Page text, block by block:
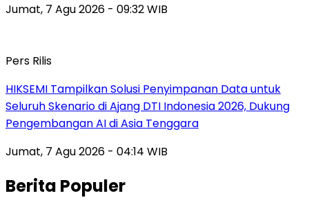
Jumat, 7 Agu 2026 - 09:32 WIB
Pers Rilis
HIKSEMI Tampilkan Solusi Penyimpanan Data untuk
Seluruh Skenario di Ajang DTI Indonesia 2026, Dukung
Pengembangan AI di Asia Tenggara
Jumat, 7 Agu 2026 - 04:14 WIB
Berita Populer